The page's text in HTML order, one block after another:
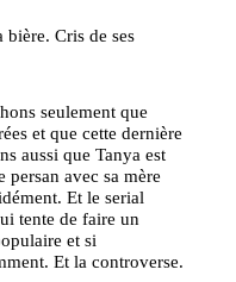
Cris de ses
seulement que
et que cette dernière
aussi que Tanya est
persan avec sa mère
Et le serial
tente de faire un
et si
Et la controverse.